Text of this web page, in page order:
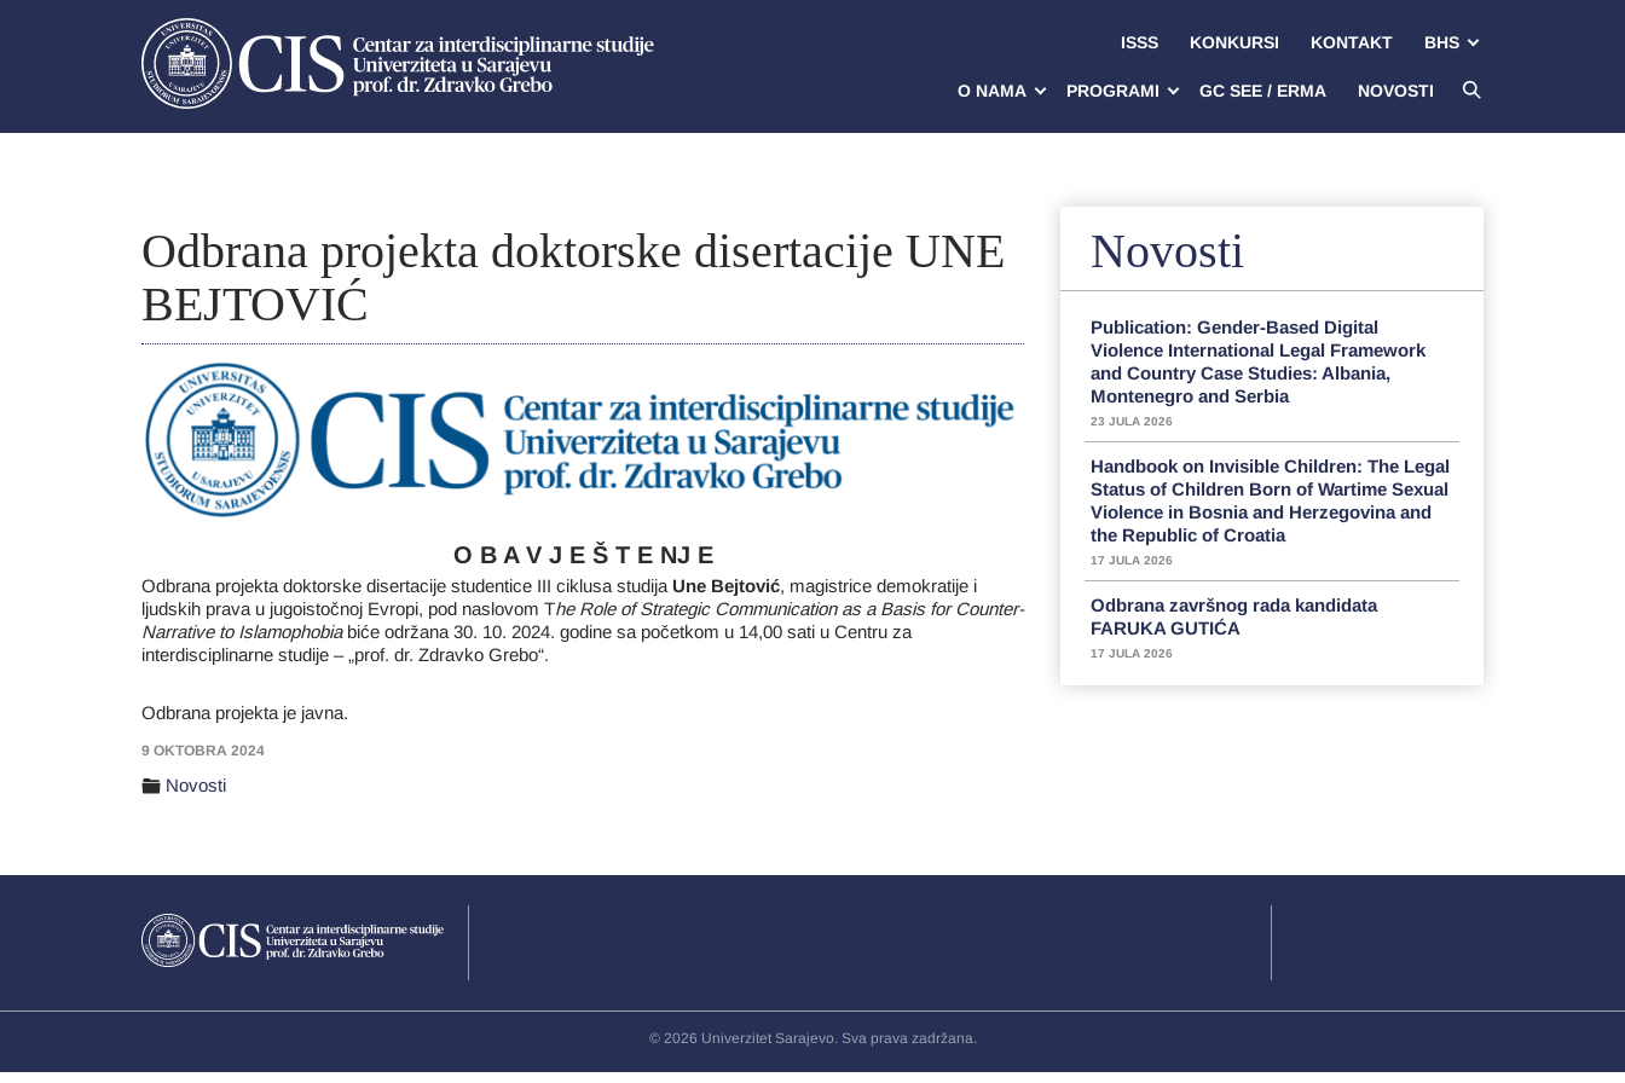
ISSS KONKURSI KONTAKT BHS
O NAMA PROGRAMI GC SEE / ERMA NOVOSTI
Odbrana projekta doktorske disertacije UNE
BEJTOVIĆ
O B A V J E Š T E NJ E
Odbrana projekta doktorske disertacije studentice III ciklusa studija Une Bejtović, magistrice demokratije i
ljudskih prava u jugoistočnoj Evropi, pod naslovom The Role of Strategic Communication as a Basis for Counter-
Narrative to Islamophobiabiće održana 30. 10. 2024. godine sa početkom u 14,00 sati u Centru za
interdisciplinarne studije – „prof. dr. Zdravko Grebo“.
Odbrana projekta je javna.
9 OKTOBRA 2024
Novosti
Novosti
Publication: Gender-Based Digital
Violence International Legal Framework
and Country Case Studies: Albania,
Montenegro and Serbia
23 JULA 2026
Handbook on Invisible Children: The Legal
Status of Children Born of Wartime Sexual
Violence in Bosnia and Herzegovina and
the Republic of Croatia
17 JULA 2026
Odbrana završnog rada kandidata
FARUKA GUTIĆA
17 JULA 2026
© 2026 Univerzitet Sarajevo. Sva prava zadržana.